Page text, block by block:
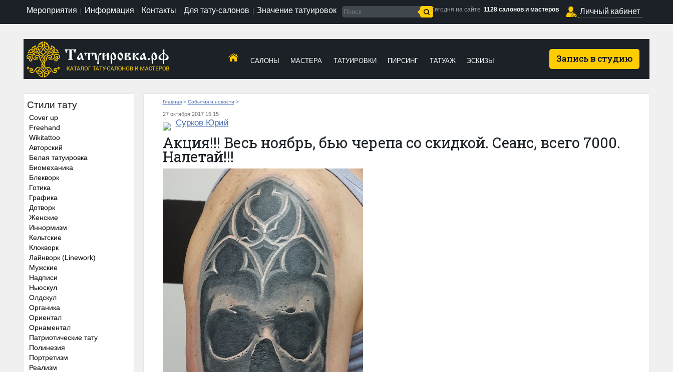
Мероприятия Информация Контакты Для тату-салонов Значение татуировок Сегодня на сайте 1128 салонов и мастеров Личный кабинет
Запись в студию
САЛОНЫ МАСТЕРА ТАТУИРОВКИ ПИРСИНГ ТАТУАЖ ЭСКИЗЫ
Главная> События и новости >
27 октября 2017 15:15
Сурков Юрий
Акция!!! Весь ноябрь, бью черепа со скидкой. Сеанс, всего 7000.
Налетай!!!
Стили тату
Cover up
Freehand
Wikitattoo
Авторский
Белая татуировка
Биомеханика
Блекворк
Готика
Графика
Дотворк
Женские
Иннормизм
Кельтские
Клокворк
Лайнворк (Linework)
Мужские
Надписи
Ньюскул
Олдскул
Органика
Ориентал
Орнаментал
Патриотические тату
Полинезия
Портретизм
Реализм